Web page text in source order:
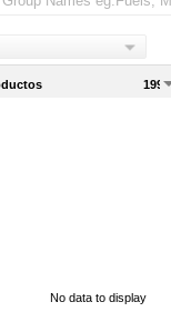
1997
No data to display